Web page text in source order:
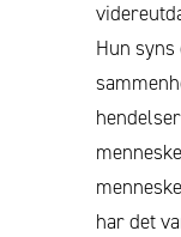
Hun
har det